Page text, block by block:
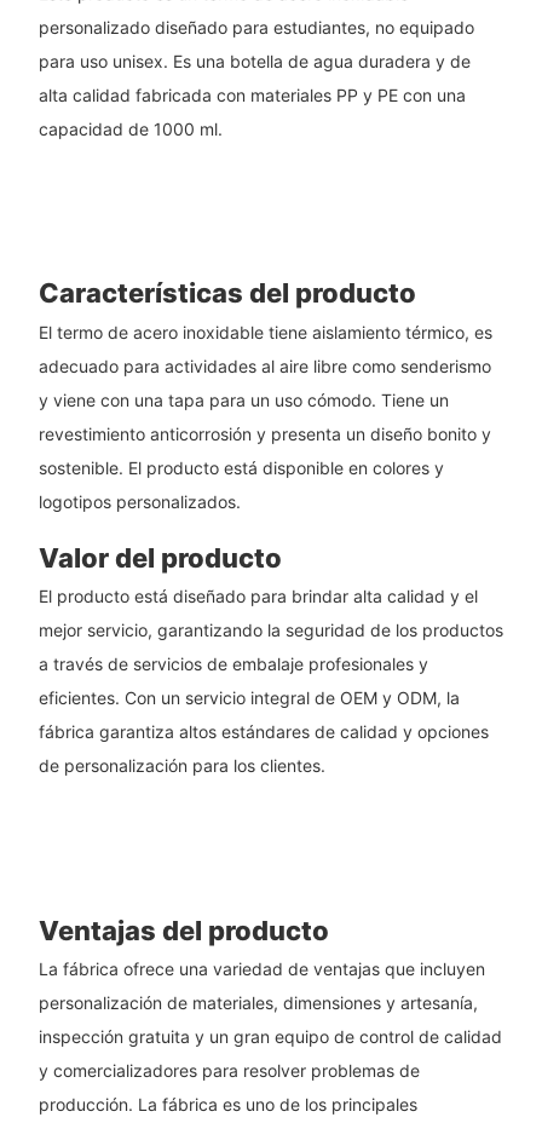
personalizado diseñado para estudiantes, no equipado
para uso unisex. Es una botella de agua duradera y de
alta calidad fabricada con materiales PP y PE con una
capacidad de 1000 ml.
Características del producto
El termo de acero inoxidable tiene aislamiento térmico, es
adecuado para actividades al aire libre como senderismo
y viene con una tapa para un uso cómodo. Tiene un
revestimiento anticorrosión y presenta un diseño bonito y
sostenible. El producto está disponible en colores y
logotipos personalizados.
Valor del producto
El producto está diseñado para brindar alta calidad y el
mejor servicio, garantizando la seguridad de los productos
a través de servicios de embalaje profesionales y
eficientes. Con un servicio integral de OEM y ODM, la
fábrica garantiza altos estándares de calidad y opciones
de personalización para los clientes.
Ventajas del producto
La fábrica ofrece una variedad de ventajas que incluyen
personalización de materiales, dimensiones y artesanía,
inspección gratuita y un gran equipo de control de calidad
y comercializadores para resolver problemas de
producción. La fábrica es uno de los principales